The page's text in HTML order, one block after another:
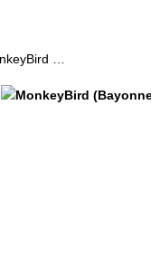
…